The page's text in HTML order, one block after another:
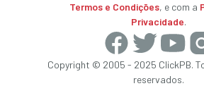
Termos e Condições, e com a
Privacidade.
Copyright © 2005 - 2025 ClickPB.
reservados.